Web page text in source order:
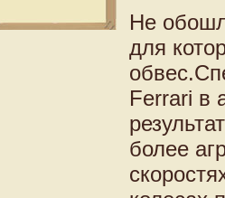
Не
для
Ferrari в
более